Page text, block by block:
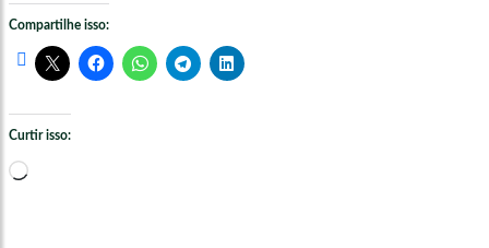
Compartilhe isso:
Curtir isso:
Carregando...